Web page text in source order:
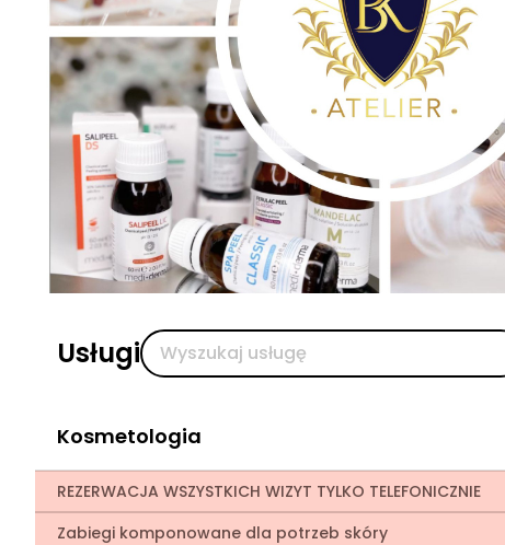
Usługi
Kosmetologia
REZERWACJA WSZYSTKICH WIZYT TYLKO TELEFONICZNIE
Zabiegi komponowane dla potrzeb skóry